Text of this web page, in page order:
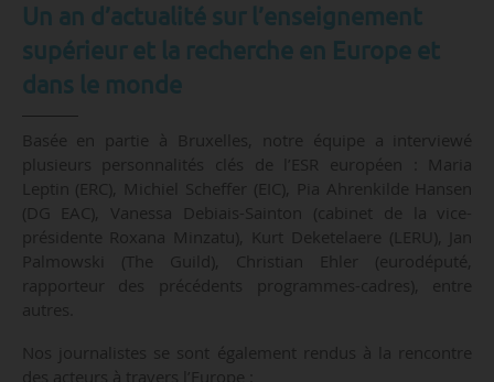
Un an d’actualité sur l’enseignement
supérieur et la recherche en Europe et
dans le monde
Basée en partie à Bruxelles, notre équipe a interviewé
plusieurs personnalités clés de l’ESR européen : Maria
Leptin (ERC), Michiel Scheffer (EIC), Pia Ahrenkilde Hansen
(DG EAC), Vanessa Debiais-Sainton (cabinet de la vice-
présidente Roxana Minzatu), Kurt Deketelaere (LERU), Jan
Palmowski (The Guild), Christian Ehler (eurodéputé,
rapporteur des précédents programmes-cadres), entre
autres.
Nos journalistes se sont également rendus à la rencontre
des acteurs à travers l’Europe :